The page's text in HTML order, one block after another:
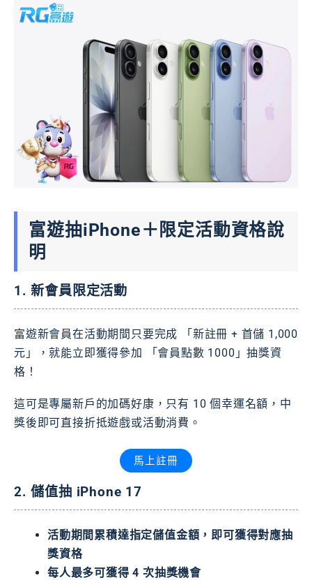
富遊抽iPhone＋限定活動資格說
明
1. 新會員限定活動
富遊新會員在活動期間只要完成 「新註冊 + 首儲 1,000
元」，就能立即獲得參加 「會員點數 1000」抽獎資
格！
這可是專屬新戶的加碼好康，只有 10 個幸運名額，中
獎後即可直接折抵遊戲或活動消費。
馬上註冊
2. 儲值抽 iPhone 17
活動期間累積達指定儲值金額，即可獲得對應抽
獎資格
每人最多可獲得 4 次抽獎機會